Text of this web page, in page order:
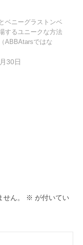
ベニーグラストンベ
するユニークな方法
ABBAtarsではな
30日
ん。 ※ が付いてい